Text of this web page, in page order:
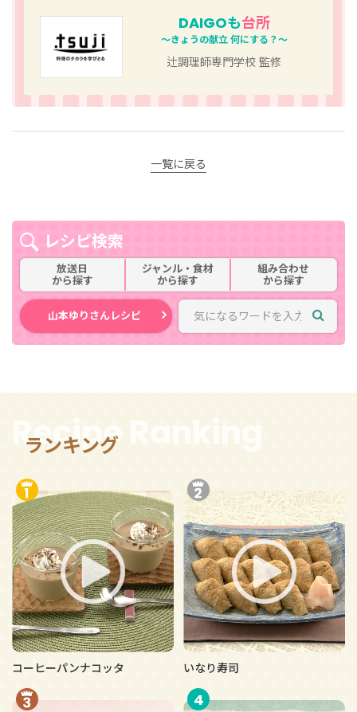
DAIGOも台所
～きょうの献立 何にする？～
辻調理師専門学校 監修
一覧に戻る
レシピ検索
放送日
から探す
ジャンル・食材
から探す
組み合わせ
から探す
山本ゆりさんレシピ
ランキング
Recipe Ranking
コーヒーパンナコッタ いなり寿司
4